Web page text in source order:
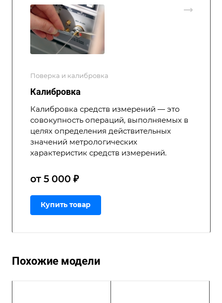
Поверка и калибровка
Калибровка
Калибровка средств измерений — это
совокупность операций, выполняемых в
целях определения действительных
значений метрологических
характеристик средств измерений.
от 5 000 ₽
Купить товар
Похожие модели